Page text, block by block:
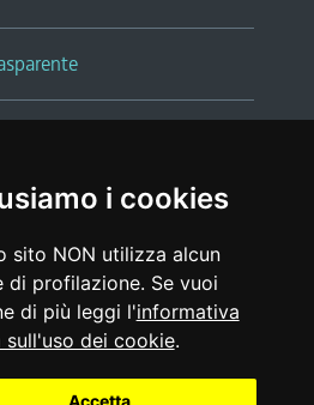
i cookies
sito NON utilizza alcun
di profilazione. Se vuoi
di più leggi l'informativa
sull'uso dei cookie.
Accetta
legali |glossario
policy
|feedback